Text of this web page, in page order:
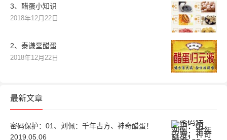
3、醋蛋小知识
2018年12月22日
2、泰谦堂醋蛋
2018年12月22日
最新文章
密码保护：01、刘佩：千年古方、神奇醋蛋！
2019.05.06